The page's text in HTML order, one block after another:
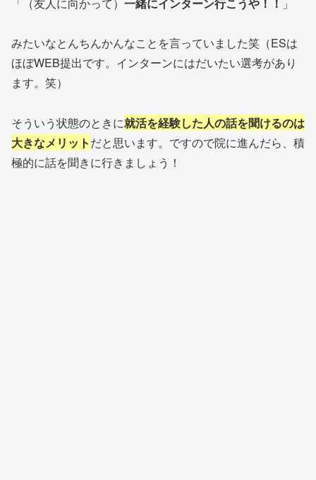
みたいなとんちんかんなことを言っていました笑（ESは
ほぼWEB提出です。インターンにはだいたい選考があり
ます。笑）
そういう状態のときに就活を経験した人の話を聞けるのは
大きなメリットだと思います。ですので院に進んだら、積
極的に話を聞きに行きましょう！